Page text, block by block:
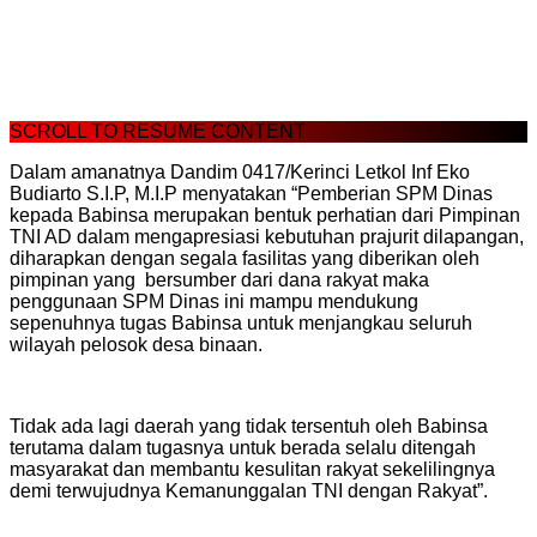
SCROLL TO RESUME CONTENT
Dalam amanatnya Dandim 0417/Kerinci Letkol Inf Eko
Budiarto S.I.P, M.I.P menyatakan “Pemberian SPM Dinas
kepada Babinsa merupakan bentuk perhatian dari Pimpinan
TNI AD dalam mengapresiasi kebutuhan prajurit dilapangan,
diharapkan dengan segala fasilitas yang diberikan oleh
pimpinan yang bersumber dari dana rakyat maka
penggunaan SPM Dinas ini mampu mendukung
sepenuhnya tugas Babinsa untuk menjangkau seluruh
wilayah pelosok desa binaan.
Tidak ada lagi daerah yang tidak tersentuh oleh Babinsa
terutama dalam tugasnya untuk berada selalu ditengah
masyarakat dan membantu kesulitan rakyat sekelilingnya
demi terwujudnya Kemanunggalan TNI dengan Rakyat”.